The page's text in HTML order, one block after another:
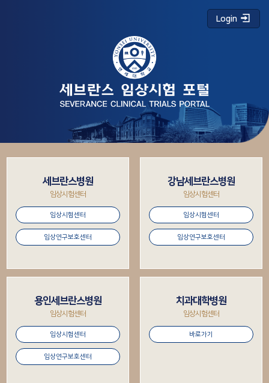
Login
세브란스병원
임상시험센터
임상시험센터
임상연구보호센터
강남세브란스병원
임상시험센터
임상시험센터
임상연구보호센터
용인세브란스병원
임상시험센터
임상시험센터
임상연구보호센터
치과대학병원
임상시험센터
바로가기